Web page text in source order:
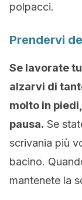
polpacci.
Prendervi
Se lavorate
alzarvi di
molto in
pausa. Se
scrivania più
bacino.
mantenete la